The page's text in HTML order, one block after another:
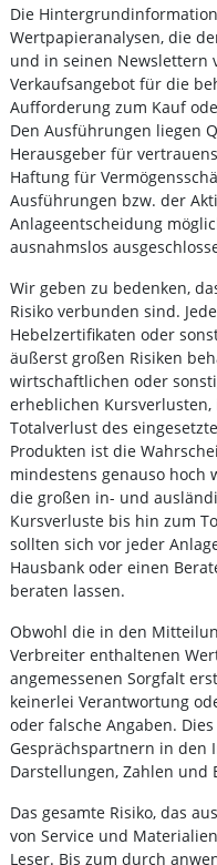
Die
Wertpapieranalysen, die
und in seinen Newslettern
Verkaufsangebot für die
Aufforderung zum Kauf
Den Ausführungen liegen
Herausgeber für
Haftung für
Ausführungen bzw. der
Anlageentscheidung
ausnahmslos
Wir geben zu bedenken,
Risiko verbunden sind.
Hebelzertifikaten oder
äußerst großen Risiken
wirtschaftlichen oder
erheblichen
Totalverlust des
Produkten ist die
mindestens genauso hoch
die großen in- und
Kursverluste bis hin zum
sollten sich vor jeder
Hausbank oder einen
beraten lassen.
Obwohl die in den
Verbreiter enthaltenen
angemessenen Sorgfalt
keinerlei Verantwortung
oder falsche Angaben.
Gesprächspartnern in den
Darstellungen, Zahlen und
Das gesamte Risiko, das
von Service und
Leser. Bis zum durch